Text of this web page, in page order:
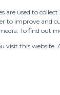
are used to
to improve and
To find out
visit this